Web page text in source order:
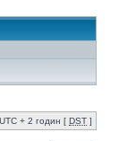
+ 2 годин [ DST ]